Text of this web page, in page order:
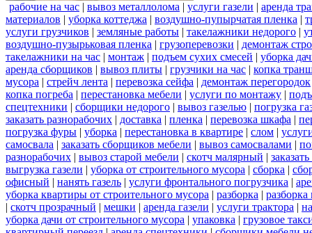
рабочие на час | вывоз металлолома | услуги газели | аренда
материалов | уборка коттеджа | воздушно-пупырчатая пленка |
услуги грузчиков | земляные работы | такелажники недорого |
воздушно-пузырьковая пленка | грузоперевозки | демонтаж
такелажники на час | монтаж | подъем сухих смесей | уборка
аренда сборщиков | вывоз плиты | грузчики на час | копка
мусора | стрейч лента | перевозка сейфа | демонтаж перегородок
копка погреба | перестановка мебели | услуги по монтажу |
спецтехники | сборщики недорого | вывоз газелью | погрузка
заказать разнорабочих | доставка | пленка | перевозка шкафа |
погрузка фуры | уборка | перестановка в квартире | слом |
самосвала | заказать сборщиков мебели | вывоз самосвалами |
разнорабочих | вывоз старой мебели | скотч малярный |
выгрузка газели | уборка от строительного мусора | сборка |
офисный | нанять газель | услуги фронтального погрузчика |
уборка квартиры от строительного мусора | разборка |
| скотч прозрачный | мешки | аренда газели | услуги трактора |
уборка дачи от строительного мусора | упаковка | грузовое